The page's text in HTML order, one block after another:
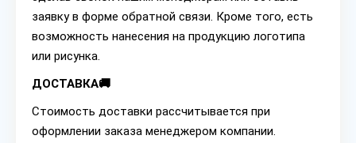
заявку в форме обратной связи. Кроме того, есть
возможность нанесения на продукцию логотипа
или рисунка.
ДОСТАВКА🚚
Стоимость доставки рассчитывается при
оформлении заказа менеджером компании.